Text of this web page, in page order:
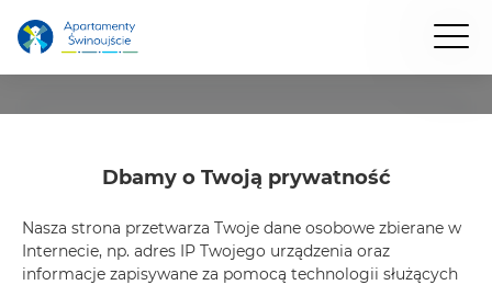
Wyjazd
Liczba gości
Dbamy o Twoją prywatność
Nasza strona przetwarza Twoje dane osobowe zbierane w
Internecie, np. adres IP Twojego urządzenia oraz
informacje zapisywane za pomocą technologii służących